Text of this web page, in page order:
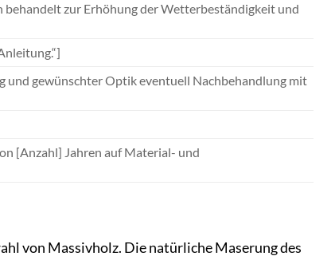
behandelt zur Erhöhung der Wetterbeständigkeit und
und gewünschter Optik eventuell Nachbehandlung mit
[Anzahl] Jahren auf Material- und
von Massivholz. Die natürliche Maserung des